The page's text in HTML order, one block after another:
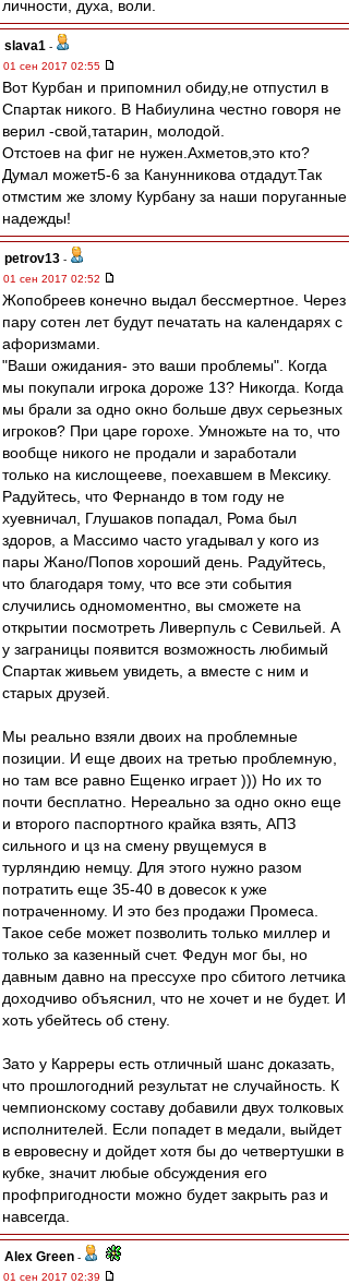
личности, духа, воли.
slava1 -
01 сен 2017 02:55
Вот Курбан и припомнил обиду,не отпустил в
Спартак никого. В Набиулина честно говоря не
верил -свой,татарин, молодой.
Отстоев на фиг не нужен.Ахметов,это кто?
Думал может5-6 за Канунникова отдадут.Так
отмстим же злому Курбану за наши поруганные
надежды!
petrov13 -
01 сен 2017 02:52
Жопобреев конечно выдал бессмертное. Через
пару сотен лет будут печатать на календарях с
афоризмами.
"Ваши ожидания- это ваши проблемы". Когда
мы покупали игрока дороже 13? Никогда. Когда
мы брали за одно окно больше двух серьезных
игроков? При царе горохе. Умножьте на то, что
вообще никого не продали и заработали
только на кислощееве, поехавшем в Мексику.
Радуйтесь, что Фернандо в том году не
хуевничал, Глушаков попадал, Рома был
здоров, а Массимо часто угадывал у кого из
пары Жано/Попов хороший день. Радуйтесь,
что благодаря тому, что все эти события
случились одномоментно, вы сможете на
открытии посмотреть Ливерпуль с Севильей. А
у заграницы появится возможность любимый
Спартак живьем увидеть, а вместе с ним и
старых друзей.
Мы реально взяли двоих на проблемные
позиции. И еще двоих на третью проблемную,
но там все равно Ещенко играет ))) Но их то
почти бесплатно. Нереально за одно окно еще
и второго паспортного крайка взять, АПЗ
сильного и цз на смену рвущемуся в
турляндию немцу. Для этого нужно разом
потратить еще 35-40 в довесок к уже
потраченному. И это без продажи Промеса.
Такое себе может позволить только миллер и
только за казенный счет. Федун мог бы, но
давным давно на прессухе про сбитого летчика
доходчиво объяснил, что не хочет и не будет. И
хоть убейтесь об стену.
Зато у Карреры есть отличный шанс доказать,
что прошлогодний результат не случайность. К
чемпионскому составу добавили двух толковых
исполнителей. Если попадет в медали, выйдет
в евровесну и дойдет хотя бы до четвертушки в
кубке, значит любые обсуждения его
профпригодности можно будет закрыть раз и
навсегда.
Alex Green -
01 сен 2017 02:39